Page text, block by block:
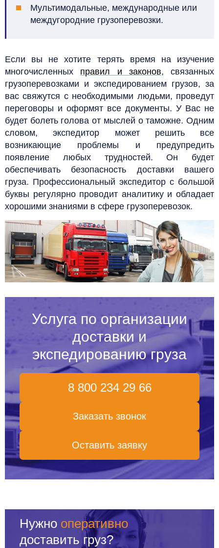
Мультимодальные, международные или
междугородние грузоперевозки.
Если вы не хотите терять время на изучение
многочисленных правил и законов, связанных
грузоперевозками и экспедированием грузов, за
вас свяжутся с необходимыми людьми, проведут
переговоры и оформят все документы. У Вас не
будет болеть голова от мыслей о таможне. Одним
словом, экспедитор может решить все
возникающие проблемы и предупредить
появление любых трудностей. Он будет
обеспечивать безопасность доставки вашего
груза. Профессиональный экспедитор с большой
буквы регулярно проводит аналитику и обладает
хорошими знаниями в сфере грузоперевозок.
Услуга по организации
доставки и
экспедированию груза
8 800 234 29 66
Заказать звонок
Оставить заявку
Нужно оперативно
доставить груз?